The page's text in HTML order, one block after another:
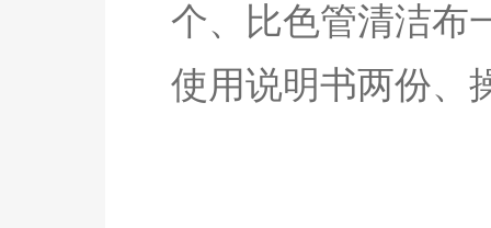
个、比色管清洁布
使用说明书两份、